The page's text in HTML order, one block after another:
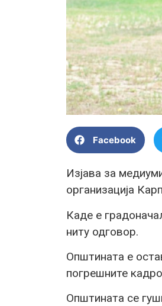
Facebook
Изјава за
организација
Каде е
ниту одговор.
Општината е
погрешните
Општината се